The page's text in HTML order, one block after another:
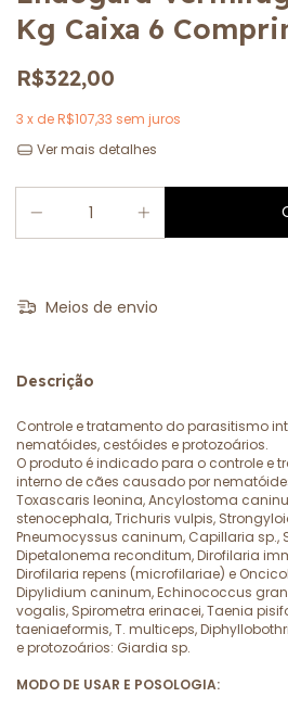
Kg Caixa 6
R$322,00
3 x deR$107,33 sem juros
Ver mais detalhes
Meios de envio
Descrição
Controle e tratamento do parasitismo
nematóides, cestóides e protozoários.
O produto é indicado para o controle e
interno de cães causado por
Toxascaris leonina, Ancylostoma
stenocephala, Trichuris vulpis,
Pneumocyssus caninum, Capillaria sp.,
Dipetalonema reconditum, Dirofilaria
Dirofilaria repens (microfilariae) e
Dipylidium caninum, Echinococcus
vogalis, Spirometra erinacei, Taenia
taeniaeformis, T. multiceps,
e protozoários: Giardia sp.
MODO DE USAR E POSOLOGIA: